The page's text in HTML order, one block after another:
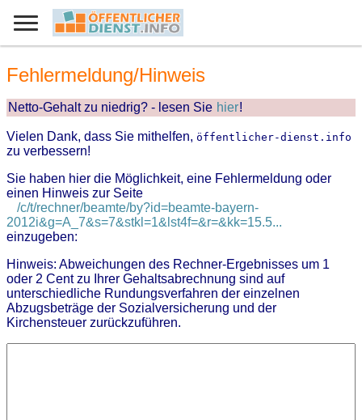
Fehlermeldung/Hinweis
Netto-Gehalt zu niedrig? - lesen Sie hier!
Vielen Dank, dass Sie mithelfen, öffentlicher-dienst.info
zu verbessern!
Sie haben hier die Möglichkeit, eine Fehlermeldung oder
einen Hinweis zur Seite
/c/t/rechner/beamte/by?id=beamte-bayern-
2012i&g=A_7&s=7&stkl=1&lst4f=&r=&kk=15.5...
einzugeben:
Hinweis: Abweichungen des Rechner-Ergebnisses um 1
oder 2 Cent zu Ihrer Gehaltsabrechnung sind auf
unterschiedliche Rundungsverfahren der einzelnen
Abzugsbeträge der Sozialversicherung und der
Kirchensteuer zurückzuführen.